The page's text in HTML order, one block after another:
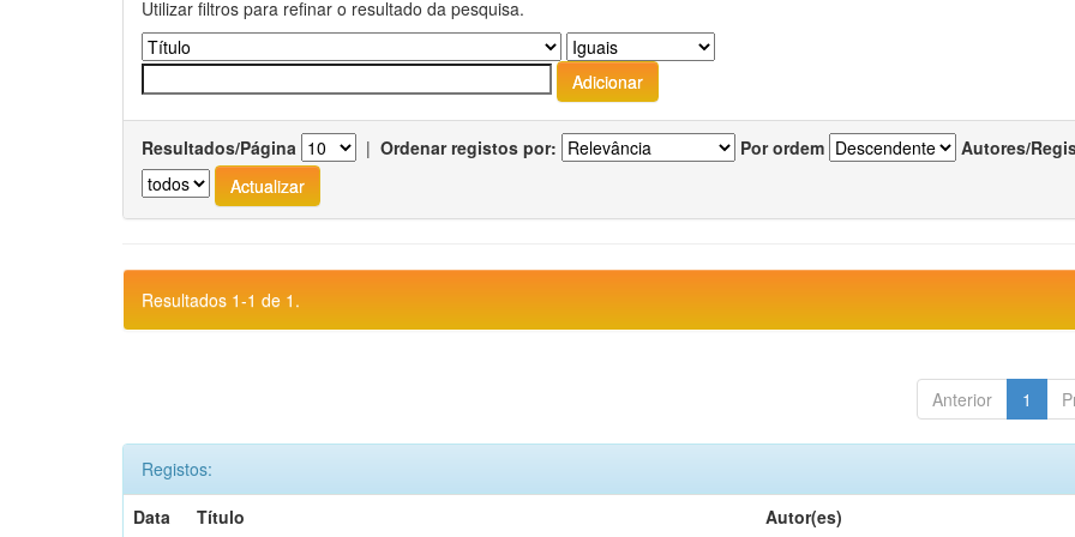
Utilizar filtros para refinar o resultado da pesquisa.
Resultados/Página | Ordenar registos por: Por ordem Autores/
Resultados 1-1 de 1.
Anterior 1
Registos:
Data
Título Autor(es)